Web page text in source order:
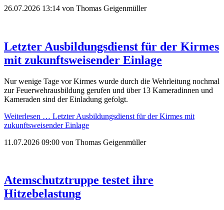
26.07.2026 13:14 von Thomas Geigenmüller
Letzter Ausbildungsdienst für der Kirmes
mit zukunftsweisender Einlage
Nur wenige Tage vor Kirmes wurde durch die Wehrleitung nochmal
zur Feuerwehrausbildung gerufen und über 13 Kameradinnen und
Kameraden sind der Einladung gefolgt.
Weiterlesen … Letzter Ausbildungsdienst für der Kirmes mit
zukunftsweisender Einlage
11.07.2026 09:00 von Thomas Geigenmüller
Atemschutztruppe testet ihre
Hitzebelastung